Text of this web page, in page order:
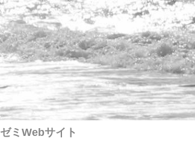
ゼミWebサイト